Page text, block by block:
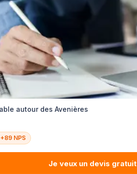
autour des Avenières
+89 NPS
Je veux un devis gratuit